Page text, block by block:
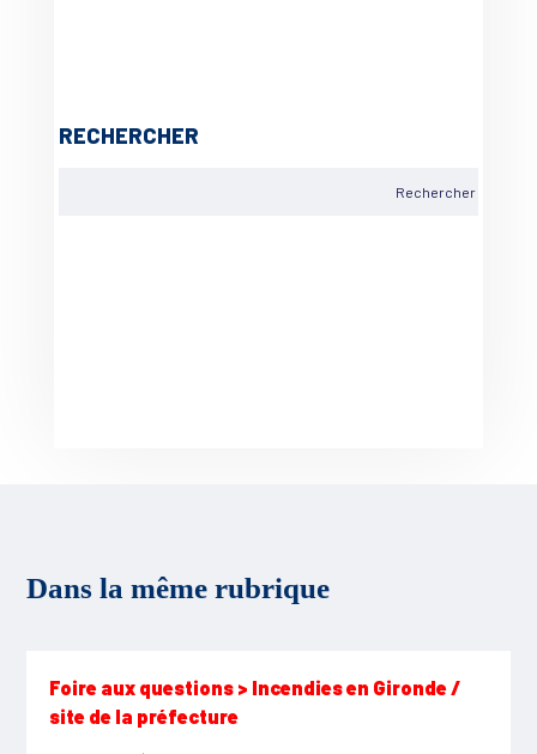
RECHERCHER
Dans la même rubrique
Foire aux questions > Incendies en Gironde /
site de la préfecture